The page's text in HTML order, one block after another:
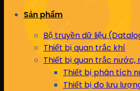
Sản phẩm
Bộ truyền dữ liệu
Thiết bị quan trắc khí
Thiết bị quan trắc nước,
Thiết bị phân tích
Thiết bị đo lưu